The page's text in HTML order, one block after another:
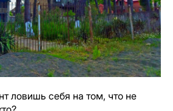
ловишь себя на том, что не